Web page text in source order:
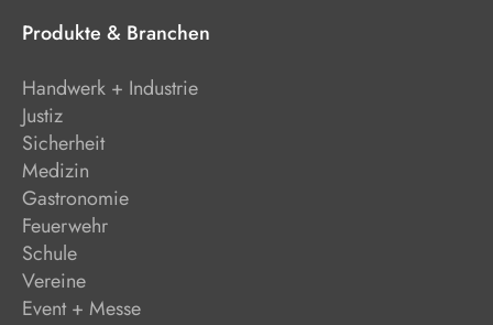
Produkte & Branchen
Handwerk + Industrie
Justiz
Sicherheit
Medizin
Gastronomie
Feuerwehr
Schule
Vereine
Event + Messe